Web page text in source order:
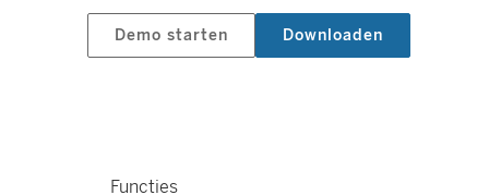
Demo starten Downloaden
Functies